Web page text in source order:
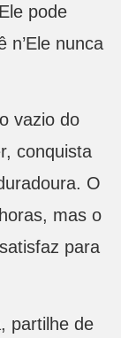
pode
n’Ele nunca
vazio do
conquista
O
mas o
para
partilhe de